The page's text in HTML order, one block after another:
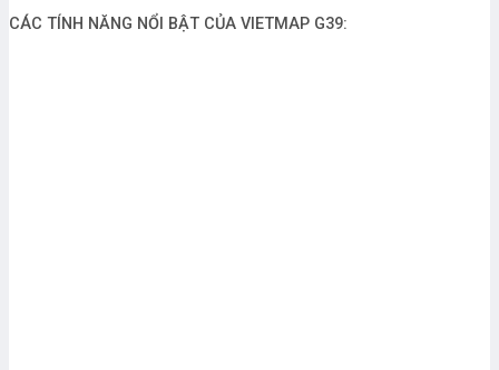
CÁC TÍNH NĂNG NỔI BẬT CỦA VIETMAP G39: